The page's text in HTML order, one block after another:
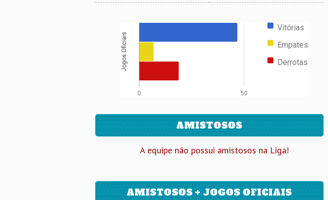
Vitórias
Empates
Derrotas
0 50
Jogos Oficiais
AMISTOSOS
A equipe não possui amistosos na Liga!
AMISTOSOS + JOGOS OFICIAIS